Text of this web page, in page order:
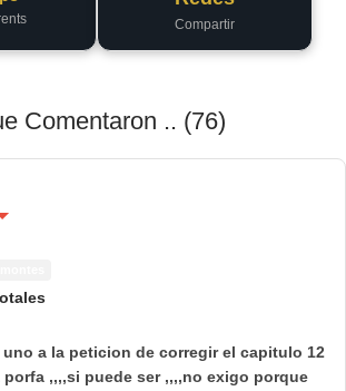
Compartir
Comentaron .. (76)
uno a la peticion de corregir el capitulo 12
porfa ,,,,si puede ser ,,,,no exigo porque